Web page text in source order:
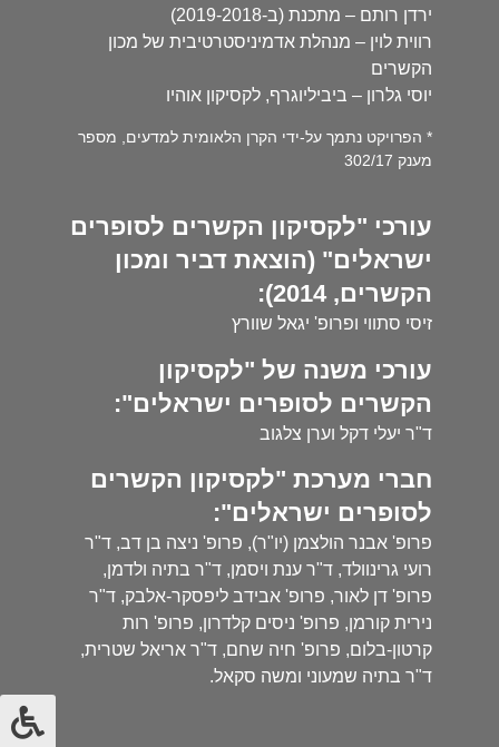
ירדן רותם – מתכנת (ב-2019-2018)
רווית לוין – מנהלת אדמיניסטרטיבית של מכון
הקשרים
יוסי גלרון – ביביליוגרף, לקסיקון אוהיו
* הפרויקט נתמך על-ידי הקרן הלאומית למדעים, מספר
מענק 302/17
עורכי "לקסיקון הקשרים לסופרים
ישראלים" (הוצאת דביר ומכון
הקשרים, 2014):
זיסי סתווי ופרופ' יגאל שוורץ
עורכי משנה של "לקסיקון
הקשרים לסופרים ישראלים":
ד"ר יעלי דקל וערן צלגוב
חברי מערכת "לקסיקון הקשרים
לסופרים ישראלים":
פרופ' אבנר הולצמן (יו"ר), פרופ' ניצה בן דב, ד"ר
רועי גרינוולד, ד"ר ענת ויסמן, ד"ר בתיה ולדמן,
פרופ' דן לאור, פרופ' אבידב ליפסקר-אלבק, ד"ר
נירית קורמן, פרופ' ניסים קלדרון, פרופ' רות
קרטון-בלום, פרופ' חיה שחם, ד"ר אריאל שטרית,
ד"ר בתיה שמעוני ומשה סקאל.